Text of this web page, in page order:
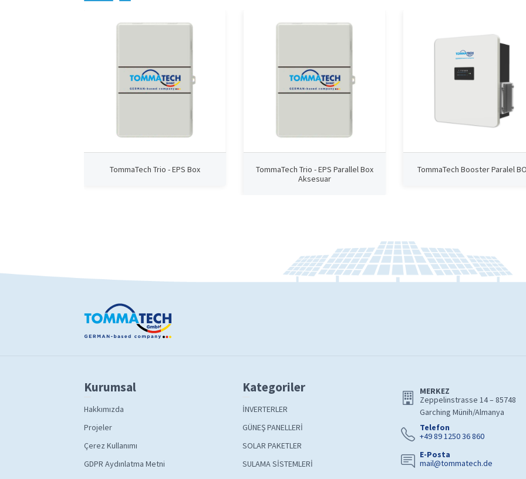
TommaTech Trio - EPS Box
TommaTech Trio - EPS Parallel Box
Aksesuar
TommaTech Booster Paralel
Kurumsal
Hakkımızda
Projeler
Çerez Kullanımı
GDPR Aydınlatma Metni
Kategoriler
İNVERTERLER
GÜNEŞ PANELLERİ
SOLAR PAKETLER
SULAMA SİSTEMLERİ
MERKEZ
Zeppelinstrasse 14 – 85748
Garching Münih/Almanya
Telefon
+49 89 1250 36 860
E-Posta
mail@tommatech.de